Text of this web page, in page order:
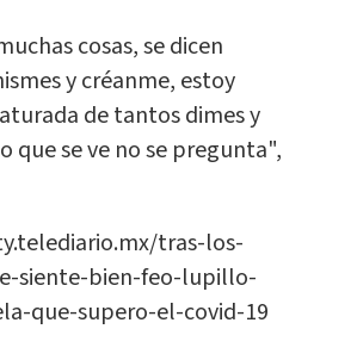
cosas, se dicen
y créanme, estoy
de tantos dimes y
que se ve no se pregunta",
tras-los-
siente-bien-feo-lupillo-
que-supero-el-covid-19